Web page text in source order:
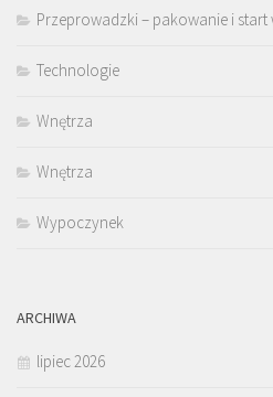
Przeprowadzki – pakowanie i start
Technologie
Wnętrza
Wnętrza
Wypoczynek
ARCHIWA
lipiec 2026